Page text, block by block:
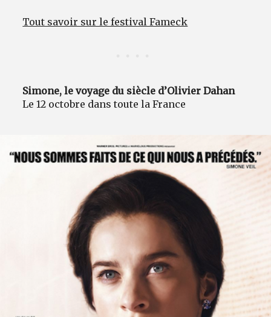
Tout savoir sur le festival Fameck
Simone, le voyage du siècle d’Olivier Dahan
Le 12 octobre dans toute la France